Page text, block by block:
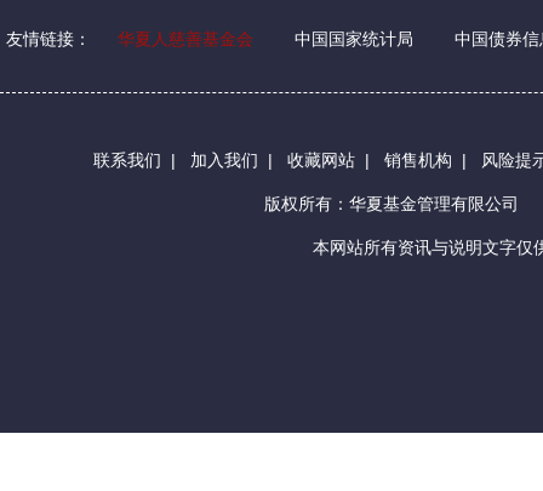
友情链接： 华夏人慈善基金会 中国国家统计局 中国债券信
联系我们 | 加入我们 | 收藏网站 | 销售机构 | 风险提
版权所有：华夏基金管理有限公司
本网站所有资讯与说明文字仅